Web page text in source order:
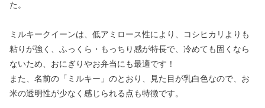
た。
ミルキークイーンは、低アミロース性により、コシヒカリよりも
粘りが強く、ふっくら・もっちり感が特長で、冷めても固くなら
ないため、おにぎりやお弁当にも最適です！
また、名前の「ミルキー」のとおり、見た目が乳白色なので、お
米の透明性が少なく感じられる点も特徴です。